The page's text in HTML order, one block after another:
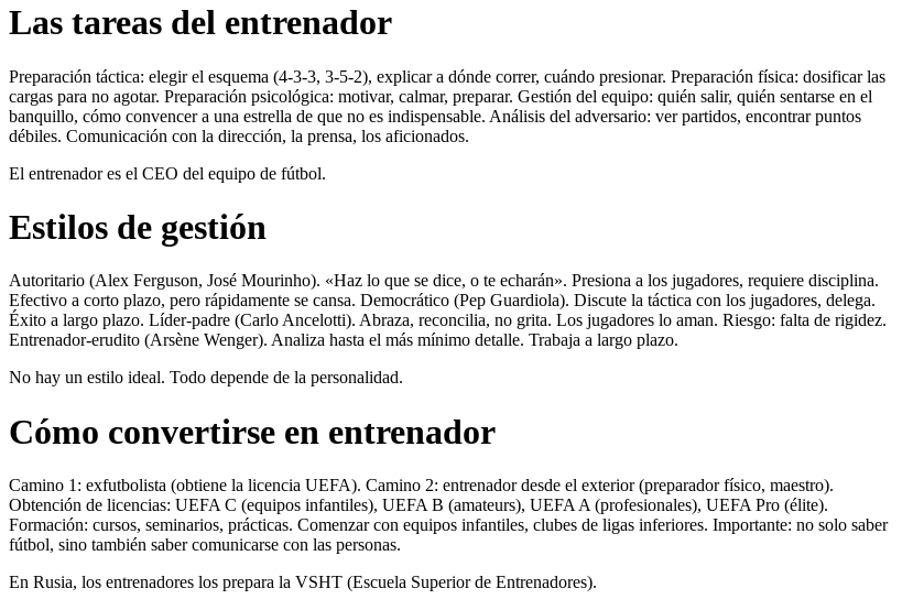
Las tareas del entrenador
Preparación táctica: elegir el esquema (4-3-3, 3-5-2), explicar a dónde correr, cuándo presionar. Preparación física: dosificar las
cargas para no agotar. Preparación psicológica: motivar, calmar, preparar. Gestión del equipo: quién salir, quién sentarse en el
banquillo, cómo convencer a una estrella de que no es indispensable. Análisis del adversario: ver partidos, encontrar puntos
débiles. Comunicación con la dirección, la prensa, los aficionados.
El entrenador es el CEO del equipo de fútbol.
Estilos de gestión
Autoritario (Alex Ferguson, José Mourinho). «Haz lo que se dice, o te echarán». Presiona a los jugadores, requiere disciplina.
Efectivo a corto plazo, pero rápidamente se cansa. Democrático (Pep Guardiola). Discute la táctica con los jugadores, delega.
Éxito a largo plazo. Líder-padre (Carlo Ancelotti). Abraza, reconcilia, no grita. Los jugadores lo aman. Riesgo: falta de rigidez.
Entrenador-erudito (Arsène Wenger). Analiza hasta el más mínimo detalle. Trabaja a largo plazo.
No hay un estilo ideal. Todo depende de la personalidad.
Cómo convertirse en entrenador
Camino 1: exfutbolista (obtiene la licencia UEFA). Camino 2: entrenador desde el exterior (preparador físico, maestro).
Obtención de licencias: UEFA C (equipos infantiles), UEFA B (amateurs), UEFA A (profesionales), UEFA Pro (élite).
Formación: cursos, seminarios, prácticas. Comenzar con equipos infantiles, clubes de ligas inferiores. Importante: no solo saber
fútbol, sino también saber comunicarse con las personas.
En Rusia, los entrenadores los prepara la VSHT (Escuela Superior de Entrenadores).